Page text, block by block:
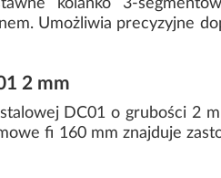
kolanko 3-
Umożliwia precyzyjne
2 mm
DC01 o grubości 2
fi 160 mm znajduje